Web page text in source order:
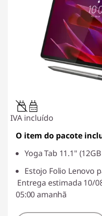
20W-60W
USB PD
IVA incluído
O item do pacote
Yoga Tab 11.1"
Estojo Folio Lenovo
Entrega estimada 10/
05:00 amanhã